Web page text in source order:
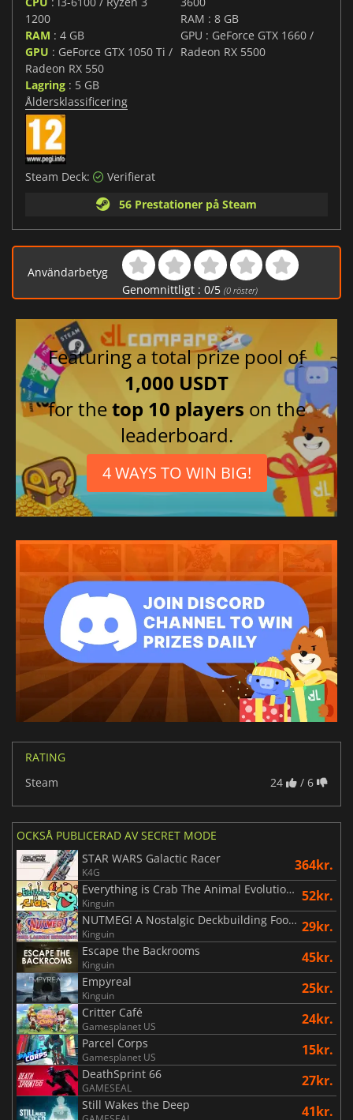
1200
RAM : 4 GB
GPU : GeForce GTX 1050 Ti /
Radeon RX 550
Lagring : 5 GB
RAM : 8 GB
GPU : GeForce GTX 1660 /
Radeon RX 5500
Åldersklassificering
Steam Deck:
Verifierat
56 Prestationer på Steam
Användarbetyg
Genomnittligt : 0/5 (0röster)
Featuring a total prize pool of
1,000 USDT
for thetop 10 players on the
leaderboard.
4 WAYS TO WIN BIG!
RATING
Steam
24 / 6
OCKSÅ PUBLICERAD AV SECRET MODE
STAR WARS Galactic Racer
K4G 364kr.
Everything is Crab The Animal Evolution Roguelite
Kinguin 52kr.
NUTMEG! A Nostalgic Deckbuilding Football Manager
Kinguin 29kr.
Escape the Backrooms
Kinguin 45kr.
Empyreal
Kinguin 25kr.
Critter Café
Gamesplanet US 24kr.
Parcel Corps
Gamesplanet US 15kr.
DeathSprint 66
GAMESEAL 27kr.
Still Wakes the Deep 41kr.